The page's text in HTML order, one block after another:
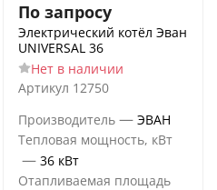
По запросу
Электрический котёл Эван
UNIVERSAL 36
Нет в наличии
Артикул 12750
Производитель — ЭВАН
Тепловая мощность, кВт
— 36 кВт
Отапливаемая площадь